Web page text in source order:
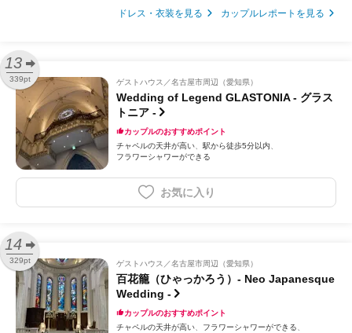
ドレス・衣装を見る カップルレポートを見る
13
339pt ゲストハウス 名古屋市周辺（愛知県）
Wedding of Legend GLASTONIA - グラス
トニア -
カップルのおすすめポイント
チャペルの天井が高い
駅から徒歩5分以内
フラワーシャワーができる
お気に入り
14
329pt ゲストハウス 名古屋市周辺（愛知県）
百花籠（ひゃっかろう）- Neo Japanesque
Wedding -
カップルのおすすめポイント
チャペルの天井が高い
フラワーシャワーができる